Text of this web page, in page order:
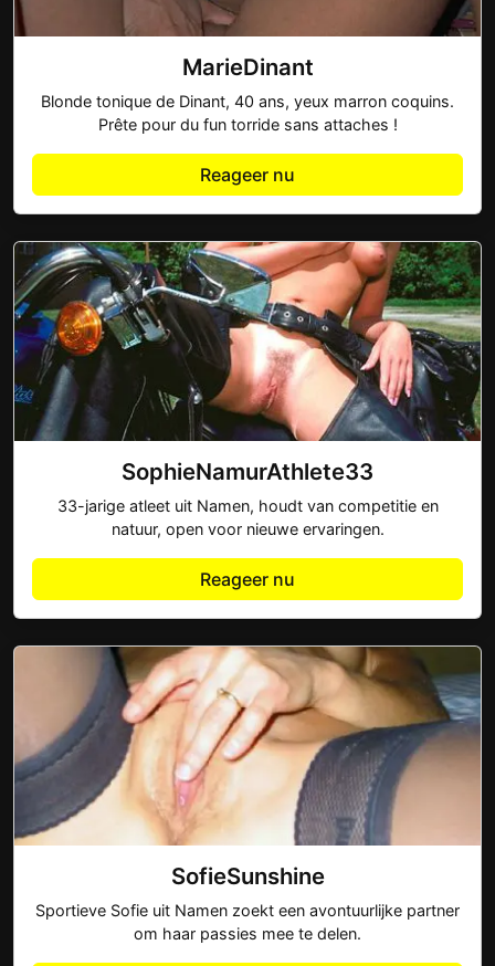
MarieDinant
Blonde tonique de Dinant, 40 ans, yeux marron coquins.
Prête pour du fun torride sans attaches !
Reageer nu
SophieNamurAthlete33
33-jarige atleet uit Namen, houdt van competitie en
natuur, open voor nieuwe ervaringen.
Reageer nu
SofieSunshine
Sportieve Sofie uit Namen zoekt een avontuurlijke partner
om haar passies mee te delen.